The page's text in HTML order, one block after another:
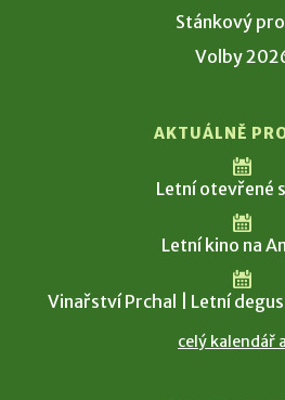
Stánkový
Volby
AKTUÁLNĚ
Letní otevřené
Letní kino na
Vinařství Prchal | Letní
celý kalendář